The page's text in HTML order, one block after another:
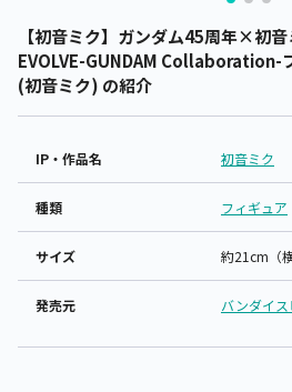
【初音ミク】ガンダム45周年×初音
EVOLVE-GUNDAM Collaboration-
(初音ミク) の紹介
IP・作品名 初音ミク
種類 フィギュア
サイズ 約21cm（
発売元 バンダイ